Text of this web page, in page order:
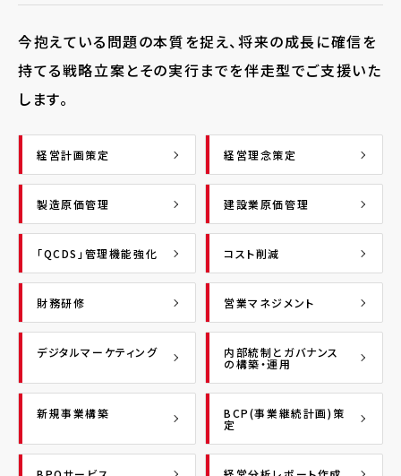
今抱えている問題の本質を捉え、将来の成長に確信を
持てる戦略立案とその実行までを伴走型でご支援いた
します。
経営計画策定 経営理念策定
製造原価管理 建設業原価管理
「QCDS」管理機能強化 コスト削減
財務研修 営業マネジメント
デジタルマーケティング 内部統制とガバナンス
の構築・運用
新規事業構築 BCP(事業継続計画)策
定